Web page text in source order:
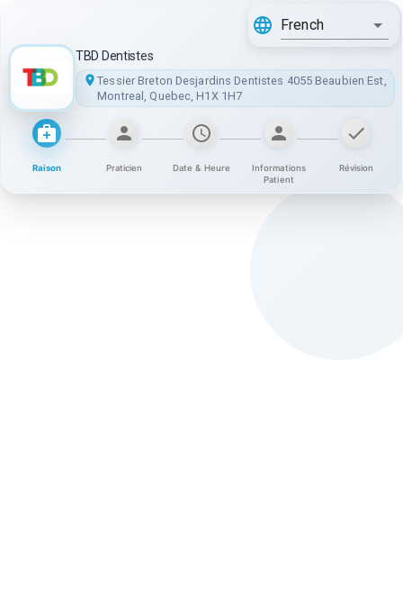
French
TBD Dentistes
Tessier Breton Desjardins Dentistes 4055 Beaubien Est,
Montreal, Quebec, H1X 1H7
Raison Praticien Date & Heure
Informations
Patient
Révision